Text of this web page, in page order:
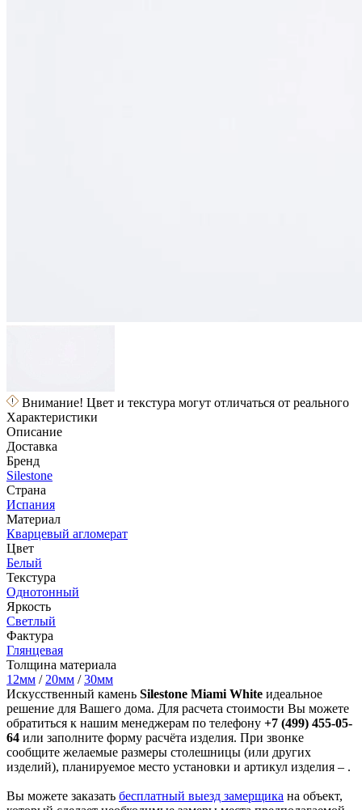
Внимание! Цвет и текстура могут отличаться от реального
Характеристики
Описание
Доставка
Бренд
Silestone
Страна
Испания
Материал
Кварцевый агломерат
Цвет
Белый
Текстура
Однотонный
Яркость
Светлый
Фактура
Глянцевая
Толщина материала
12мм / 20мм /30мм
Искусственный камень Silestone Miami White идеальное
решение для Вашего дома. Для расчета стоимости Вы можете
обратиться к нашим менеджерам по телефону +7 (499) 455-05-
64 или заполните форму расчёта изделия. При звонке
сообщите желаемые размеры столешницы (или других
изделий), планируемое место установки и артикул изделия – .
Вы можете заказать бесплатный выезд замерщика на объект,